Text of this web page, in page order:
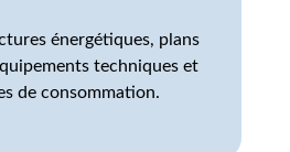
énergétiques, plans
techniques et
de consommation.